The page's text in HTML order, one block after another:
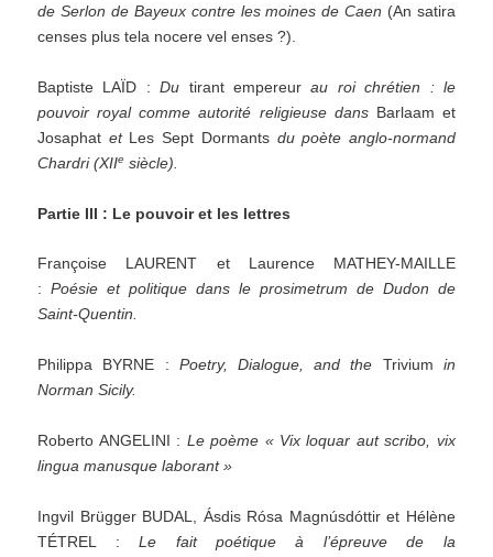
de Serlon de Bayeux contre les moines de Caen (An satira
censes plus tela nocere vel enses ?).
Baptiste LAÏD :Du tirant empereur au roi chrétien : le
pouvoir royal comme autorité religieuse dans Barlaam et
Josaphat etLes Sept Dormantsdu poète anglo-normand
Chardri (XIIe siècle).
Partie III : Le pouvoir et les lettres
Françoise LAURENT et Laurence MATHEY-MAILLE
:Poésie et politique dans le prosimetrum de Dudon de
Saint-Quentin.
Philippa BYRNE : Poetry, Dialogue, and the Trivium in
Norman Sicily.
Roberto ANGELINI : Le poème « Vix loquar aut scribo, vix
lingua manusque laborant »
Ingvil Brügger BUDAL, Ásdis Rósa Magnúsdóttir et Hélène
TÉTREL :Le fait poétique à l’épreuve de la